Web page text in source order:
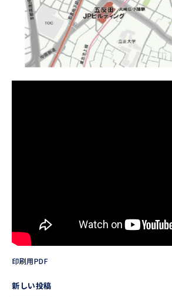
印刷用PDF
新しい投稿